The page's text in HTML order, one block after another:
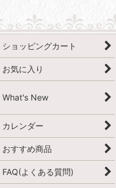
ショッピングカート
お気に入り
What's New
カレンダー
おすすめ商品
FAQ(よくある質問)